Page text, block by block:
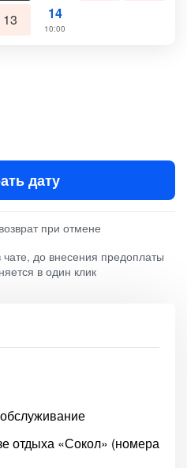
13 14
10:00
дату
при отмене
до внесения предоплаты
в один клик
отдыха «Сокол» (номера